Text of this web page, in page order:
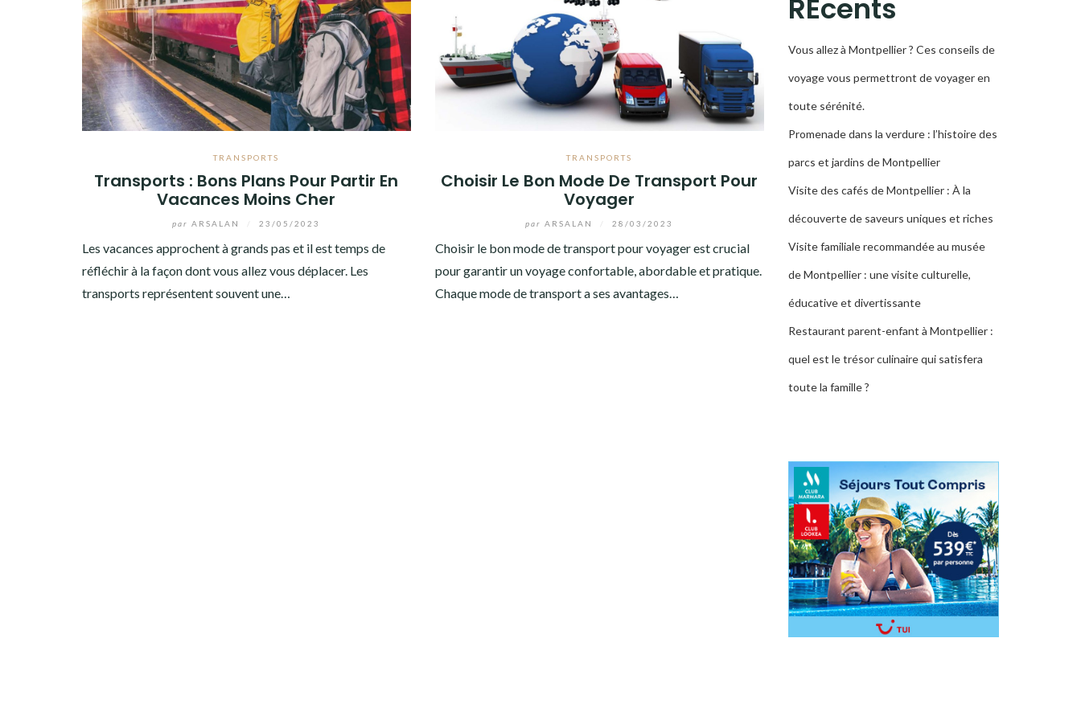
TRANSPORTS
Transports : Bons Plans Pour Partir En
Vacances Moins Cher
par ARSALAN 23/05/2023
Les vacances approchent à grands pas et il est temps de
réfléchir à la façon dont vous allez vous déplacer. Les
transports représentent souvent une…
TRANSPORTS
Choisir Le Bon Mode De Transport Pour
Voyager
par ARSALAN 28/03/2023
Choisir le bon mode de transport pour voyager est crucial
pour garantir un voyage confortable, abordable et pratique.
Chaque mode de transport a ses avantages…
RÉcents
Vous allez à Montpellier ? Ces conseils de
voyage vous permettront de voyager en
toute sérénité.
Promenade dans la verdure : l’histoire des
parcs et jardins de Montpellier
Visite des cafés de Montpellier : À la
découverte de saveurs uniques et riches
Visite familiale recommandée au musée
de Montpellier : une visite culturelle,
éducative et divertissante
Restaurant parent-enfant à Montpellier :
quel est le trésor culinaire qui satisfera
toute la famille ?